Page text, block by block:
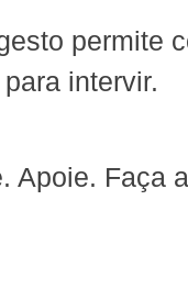
permite
intervir.
Apoie. Faça